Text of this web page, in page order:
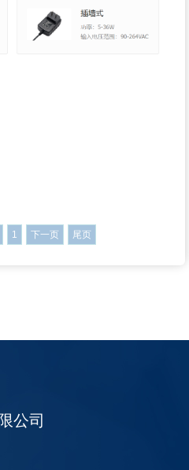
1 下一页 尾页
公司